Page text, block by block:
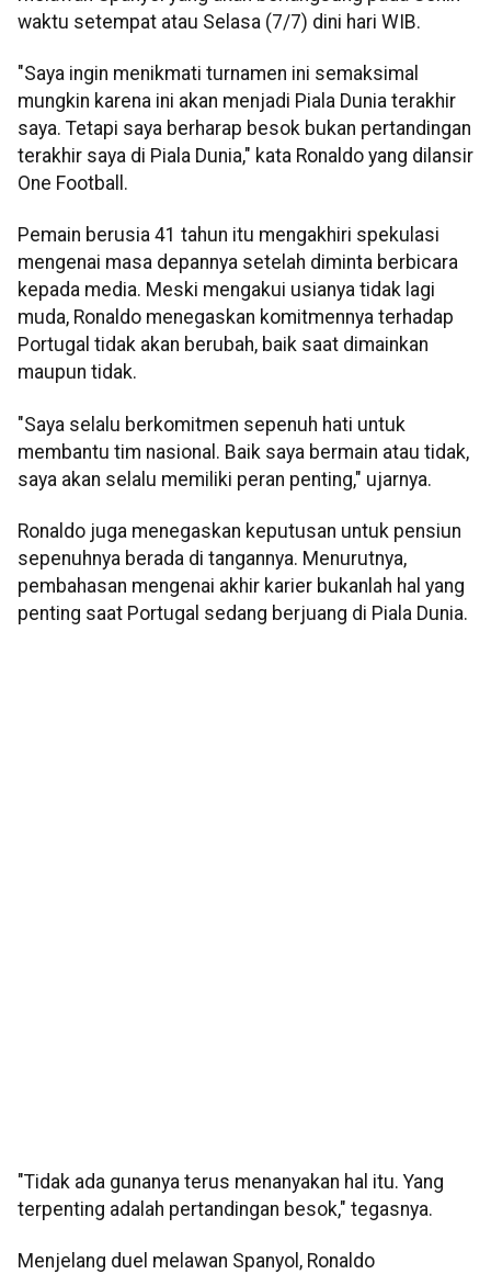
waktu setempat atau Selasa (7/7) dini hari WIB.
"Saya ingin menikmati turnamen ini semaksimal
mungkin karena ini akan menjadi Piala Dunia terakhir
saya. Tetapi saya berharap besok bukan pertandingan
terakhir saya di Piala Dunia," kata Ronaldo yang dilansir
One Football.
Pemain berusia 41 tahun itu mengakhiri spekulasi
mengenai masa depannya setelah diminta berbicara
kepada media. Meski mengakui usianya tidak lagi
muda, Ronaldo menegaskan komitmennya terhadap
Portugal tidak akan berubah, baik saat dimainkan
maupun tidak.
"Saya selalu berkomitmen sepenuh hati untuk
membantu tim nasional. Baik saya bermain atau tidak,
saya akan selalu memiliki peran penting," ujarnya.
Ronaldo juga menegaskan keputusan untuk pensiun
sepenuhnya berada di tangannya. Menurutnya,
pembahasan mengenai akhir karier bukanlah hal yang
penting saat Portugal sedang berjuang di Piala Dunia.
"Tidak ada gunanya terus menanyakan hal itu. Yang
terpenting adalah pertandingan besok," tegasnya.
Menjelang duel melawan Spanyol, Ronaldo